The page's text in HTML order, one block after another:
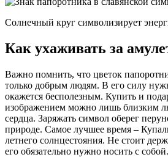
Солнечный круг символизирует
Как ухаживать за
Важно помнить, что цветок
только добрым людям. В его силу
окажется бесполезным. Купить и
изображением можно лишь близким
сердца. Заряжать символ оберег
природе. Самое лучшее время –
летнего солнцестояния. Не стоит
его обязательно нужно носить с собой.